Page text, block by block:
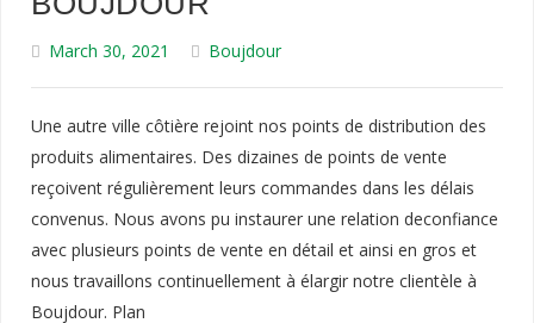
March 30, 2021 Boujdour
Une autre ville côtière rejoint nos points de distribution des
produits alimentaires. Des dizaines de points de vente
reçoivent régulièrement leurs commandes dans les délais
convenus. Nous avons pu instaurer une relation de​confiance
avec plusieurs points de vente en détail et ainsi en gros et
nous travaillons continuellement à élargir notre clientèle à
Boujdour. Plan